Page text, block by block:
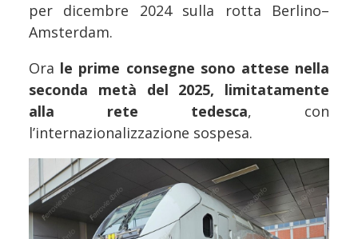
per dicembre 2024 sulla rotta Berlino–
Amsterdam.
Ora le prime consegne sono attese nella
seconda metà del 2025, limitatamente
alla rete tedesca, con
l’internazionalizzazione sospesa.